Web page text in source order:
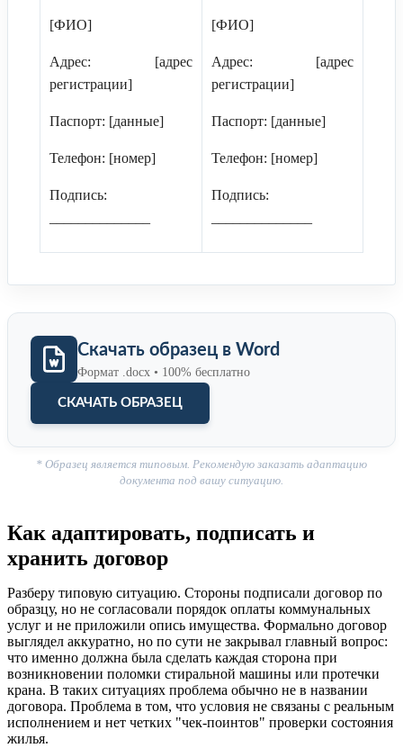
[ФИО]
Адрес: [адрес
регистрации]
Паспорт: [данные]
Телефон: [номер]
Подпись:
[ФИО]
Адрес: [адрес
регистрации]
Паспорт: [данные]
Телефон: [номер]
Подпись:
Скачать образец в Word
Формат .docx • 100% бесплатно
СКАЧАТЬ ОБРАЗЕЦ
* Образец является типовым. Рекомендую заказать адаптацию
документа под вашу ситуацию.
Как адаптировать, подписать и
хранить договор
Разберу типовую ситуацию. Стороны подписали договор по
образцу, но не согласовали порядок оплаты коммунальных
услуг и не приложили опись имущества. Формально договор
выглядел аккуратно, но по сути не закрывал главный вопрос:
что именно должна была сделать каждая сторона при
возникновении поломки стиральной машины или протечки
крана. В таких ситуациях проблема обычно не в названии
договора. Проблема в том, что условия не связаны с реальным
исполнением и нет четких "чек-поинтов" проверки состояния
жилья.